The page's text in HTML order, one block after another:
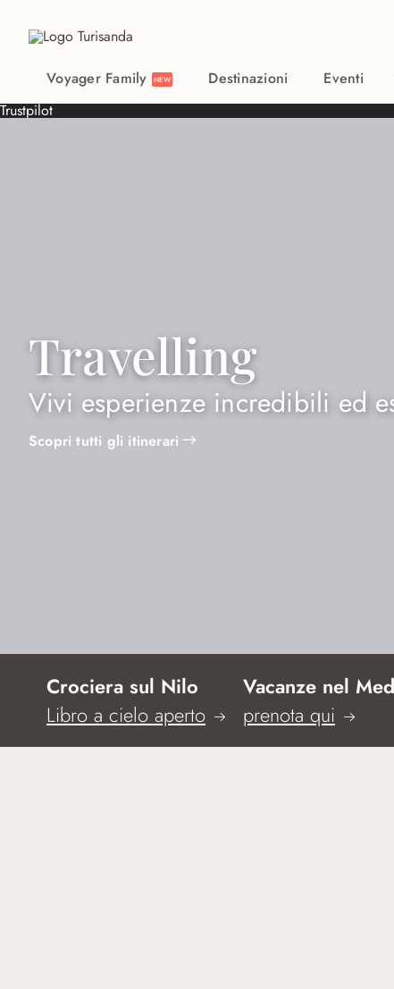
Voyager Family NEW Destinazioni Eventi
Trustpilot
Travelling
Vivi esperienze incredibili ed
Scopri tutti gli itinerari
Crociera sul Nilo
Libro a cielo aperto
Vacanze nel
prenota qui